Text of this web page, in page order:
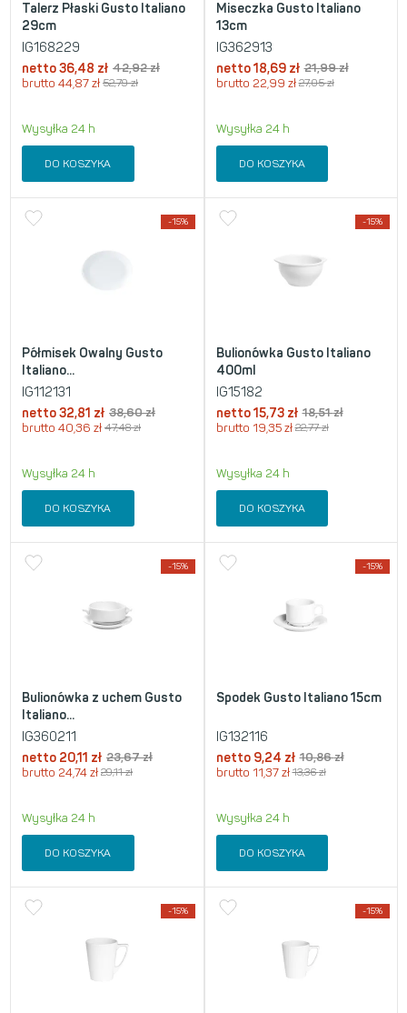
Talerz Płaski Gusto Italiano
29cm
IG168229
netto36,48 zł 42,92zł
brutto 44,87 zł 52,79zł
Wysyłka 24 h
DO KOSZYKA
Miseczka Gusto Italiano
13cm
IG362913
netto 18,69 zł 21,99zł
brutto 22,99 zł 27,05zł
Wysyłka 24 h
DO KOSZYKA
-15%
Półmisek Owalny Gusto
Italiano...
IG112131
netto32,81 zł 38,60zł
brutto 40,36 zł 47,48zł
Wysyłka 24 h
DO KOSZYKA
-15%
Bulionówka Gusto Italiano
400ml
IG15182
netto 15,73 zł 18,51zł
brutto 19,35 zł 22,77zł
Wysyłka 24 h
DO KOSZYKA
-15%
Bulionówka z uchem Gusto
Italiano...
IG360211
netto 20,11 zł 23,67zł
brutto 24,74 zł 29,11zł
Wysyłka 24 h
DO KOSZYKA
-15%
Spodek Gusto Italiano 15cm
IG132116
netto 9,24 zł 10,86zł
brutto 11,37 zł 13,36zł
Wysyłka 24 h
DO KOSZYKA
-15% -15%